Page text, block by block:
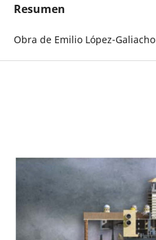
Resumen
Obra de Emilio López-Galiacho